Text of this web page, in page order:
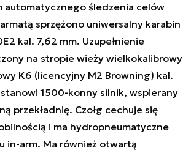
automatycznego śledzenia celów
sprzężono uniwersalny karabin
kal. 7,62 mm. Uzupełnienie
na stropie wieży wielkokalibrowy
K6 (licencyjny M2 Browning) kal.
stanowi 1500-konny silnik, wspierany
przekładnię. Czołg cechuje się
i ma hydropneumatyczne
in-arm. Ma również otwartą